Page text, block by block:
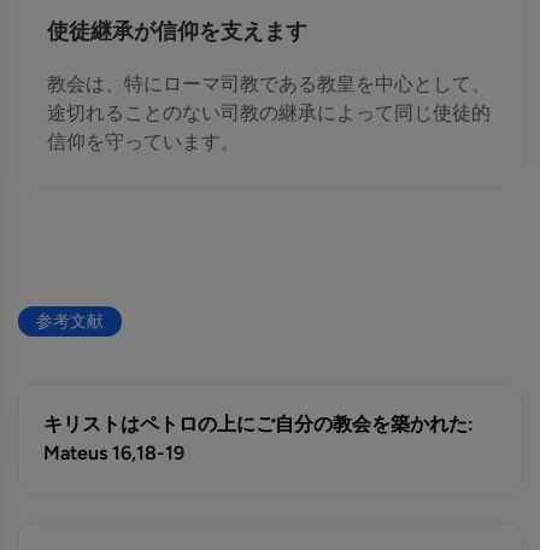
使徒継承が信仰を支えます
教会は、特にローマ司教である教皇を中心として、
途切れることのない司教の継承によって同じ使徒的
信仰を守っています。
参考文献
キリストはペトロの上にご自分の教会を築かれた:
Mateus 16,18-19